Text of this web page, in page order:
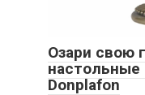
Озари свою
настольные
Donplafon